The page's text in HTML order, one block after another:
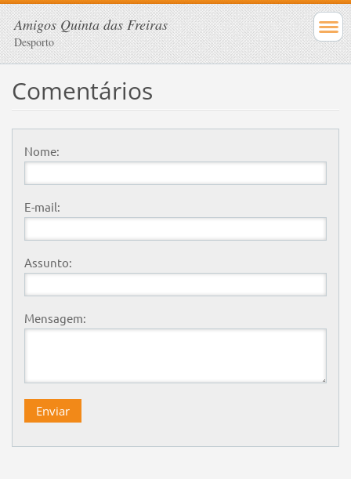
Amigos Quinta das Freiras
Desporto
Comentários
Nome:
E-mail:
Assunto:
Mensagem: